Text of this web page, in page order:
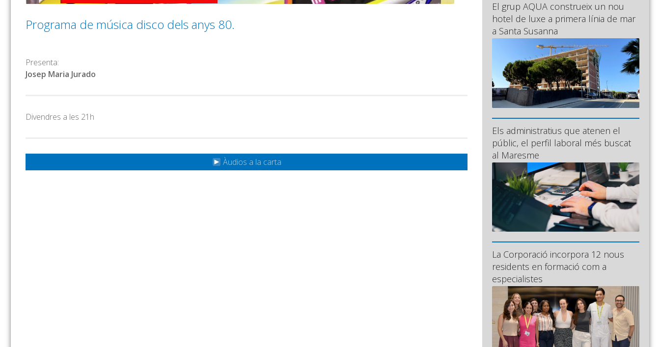
Programa de música disco dels anys 80.
Presenta:
Josep Maria Jurado
Divendres a les 21h
Àudios a la carta
El grup AQUA construeix un nou
hotel de luxe a primera línia de mar
a Santa Susanna
Els administratius que atenen el
públic, el perfil laboral més buscat
al Maresme
La Corporació incorpora 12 nous
residents en formació com a
especialistes